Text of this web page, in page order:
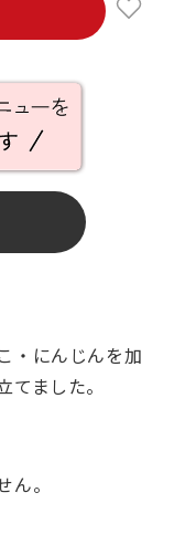
・にんじんを加
ました。
。